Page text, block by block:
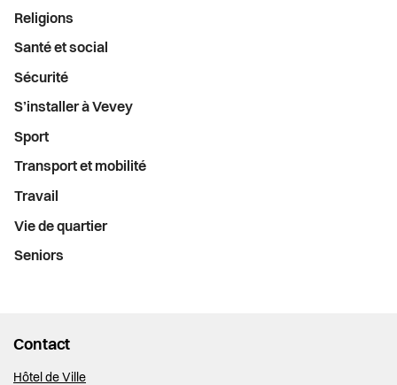
Religions
Santé et social
Sécurité
S’installer à Vevey
Sport
Transport et mobilité
Travail
Vie de quartier
Seniors
Contact
Hôtel de Ville